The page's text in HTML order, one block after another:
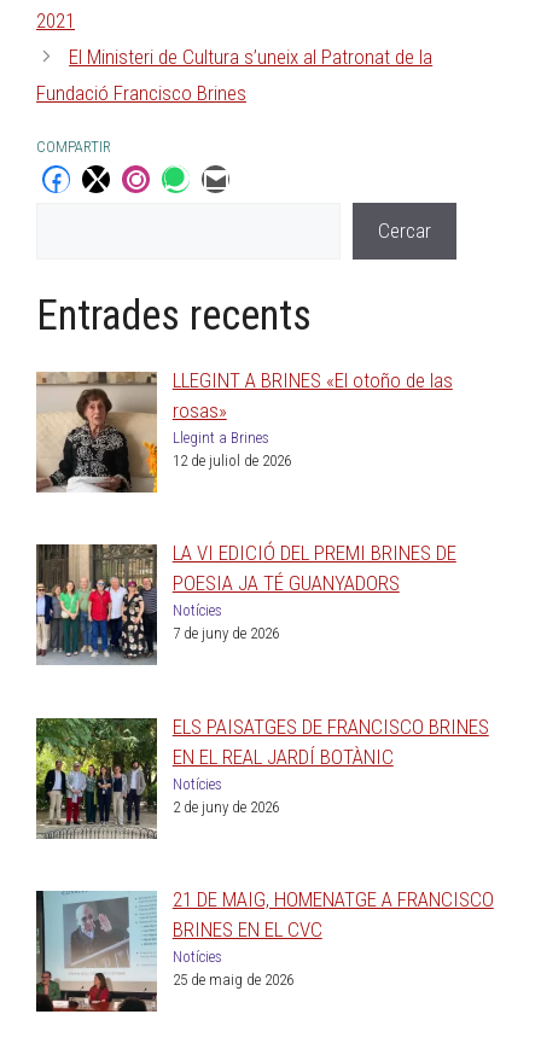
2021
El Ministeri de Cultura s’uneix al Patronat de la
Fundació Francisco Brines
COMPARTIR
Cercar
Entrades recents
LLEGINT A BRINES «El otoño de las
rosas»
Llegint a Brines
12 de juliol de 2026
LA VI EDICIÓ DEL PREMI BRINES DE
POESIA JA TÉ GUANYADORS
Notícies
7 de juny de 2026
ELS PAISATGES DE FRANCISCO BRINES
EN EL REAL JARDÍ BOTÀNIC
Notícies
2 de juny de 2026
21 DE MAIG, HOMENATGE A FRANCISCO
BRINES EN EL CVC
Notícies
25 de maig de 2026